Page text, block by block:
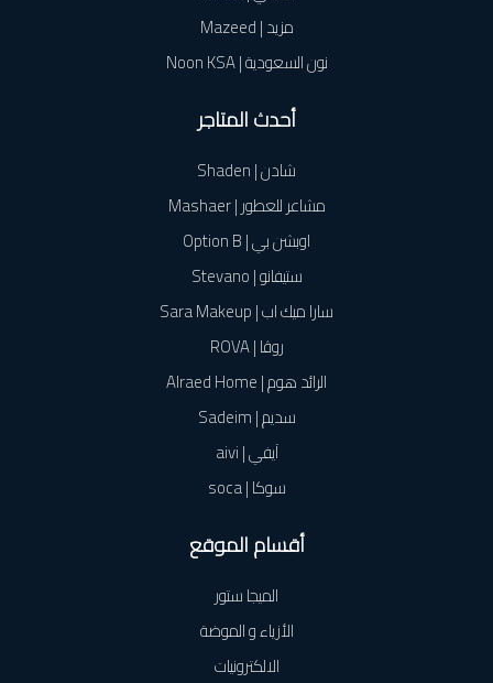
مزيد | Mazeed
نون السعودية | Noon KSA
أحدث المتاجر
شادن | Shaden
مشاعر للعطور | Mashaer
اوبشن بي | Option B
ستيفانو | Stevano
سارا ميك اب | Sara Makeup
روڤا | ROVA
الرائد هوم | Alraed Home
سديم | Sadeim
آيفي | aivi
سوكا | soca
أقسام الموقع
الميجا ستور
الأزياء و الموضة
الالكترونيات